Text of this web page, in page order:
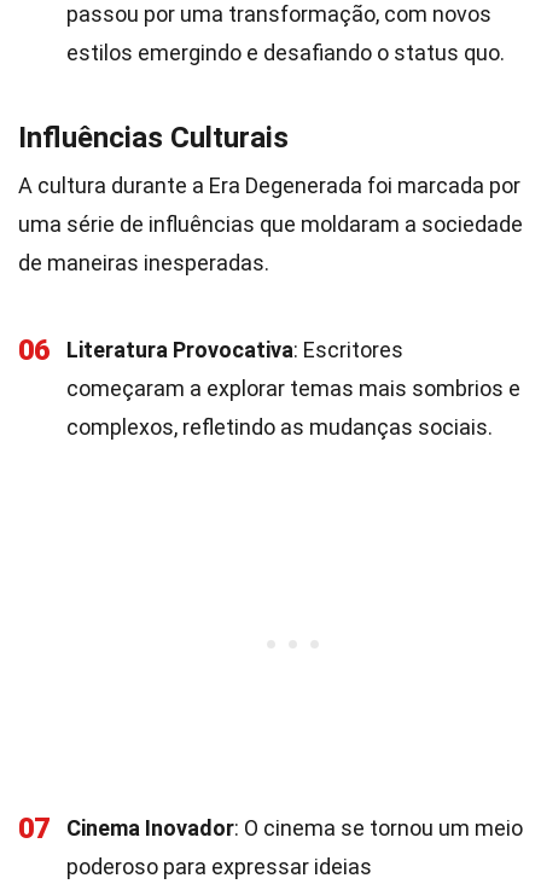
passou por uma transformação, com novos
estilos emergindo e desafiando o status quo.
Influências Culturais
A cultura durante a Era Degenerada foi marcada por
uma série de influências que moldaram a sociedade
de maneiras inesperadas.
06 Literatura Provocativa: Escritores
começaram a explorar temas mais sombrios e
complexos, refletindo as mudanças sociais.
07 Cinema Inovador: O cinema se tornou um meio
poderoso para expressar ideias